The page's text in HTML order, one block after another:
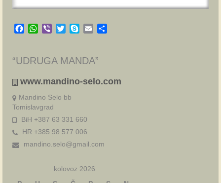
Facebook
WhatsApp
Viber TwitterSkypeEmail
“UDRUGA MANDA”
www.mandino-selo.com
Mandino Selo bb
Tomislavgrad
BiH +387 63 331 660
HR +385 98 577 006
mandino.selo@gmail.com
kolovoz 2026